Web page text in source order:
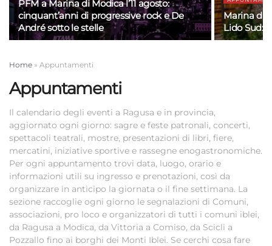
PFM a Marina di Modica l’11 agosto:
cinquant’anni di progressive rock e De
André sotto le stelle
Marina di
Lido Sud:
Home » Appuntamenti
Appuntamenti
Il calendario degli eventi a Ragusa e in provincia,
aggiornato ogni giorno: sagre e feste patronali, concerti,
spettacoli teatrali, mostre, presentazioni di libri, fiere,
mercatini, iniziative sportive e rassegne enogastronomiche.
Per ogni appuntamento trovi data, luogo, orario e
informazioni utili su ingresso e prenotazioni, così da
organizzare in anticipo la giornata o il fine settimana. La
sezione raccoglie ogni giorno le segnalazioni di Comuni,
associazioni, pro loco e organizzatori di tutti i comuni iblei,
da Ragusa a Modica, da Vittoria a Comiso, da Scicli a
Pozzallo fino ai borghi dei Monti Iblei. Se cerchi cosa fare